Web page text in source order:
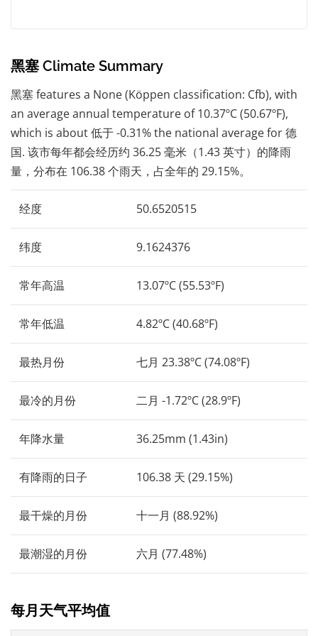
黑塞 Climate Summary
黑塞 features a None (Köppen classification: Cfb), with
an average annual temperature of 10.37ºC (50.67ºF),
which is about 低于 -0.31% the national average for 德
国. 该市每年都会经历约 36.25 毫米（1.43 英寸）的降雨
量，分布在 106.38 个雨天，占全年的 29.15%。
经度 50.6520515
纬度 9.1624376
常年高温 13.07ºC (55.53ºF)
常年低温 4.82ºC (40.68ºF)
最热月份 七月 23.38ºC (74.08ºF)
最冷的月份 二月 -1.72ºC (28.9ºF)
年降水量 36.25mm (1.43in)
有降雨的日子 106.38 天 (29.15%)
最干燥的月份 十一月 (88.92%)
最潮湿的月份 六月 (77.48%)
每月天气平均值